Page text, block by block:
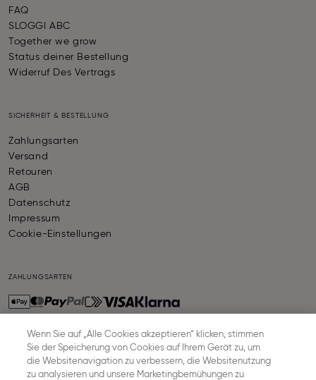
FAQ
SLOGGI ABC
Together we grow
Status deiner Bestellung
Widerruf Des Vertrags
SICHERHEIT & BESTELLUNG
Zahlungsarten
Versand
Retouren
AGB
Datenschutz
Impressum
Cookie-Einstellungen
ZAHLUNGSARTEN
VERSAND
Wenn Sie auf „Alle Cookies akzeptieren“ klicken, stimmen
Sie der Speicherung von Cookies auf Ihrem Gerät zu, um
die Websitenavigation zu verbessern, die Websitenutzung
zu analysieren und unsere Marketingbemühungen zu